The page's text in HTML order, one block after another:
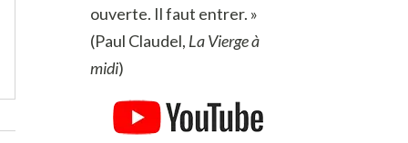
ouverte. Il faut entrer. »
(Paul Claudel, La Vierge à
midi)